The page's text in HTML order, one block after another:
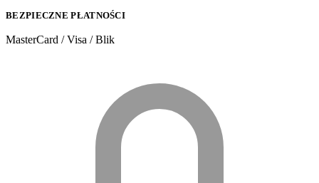
BEZPIECZNE PŁATNOŚCI
MasterCard / Visa / Blik